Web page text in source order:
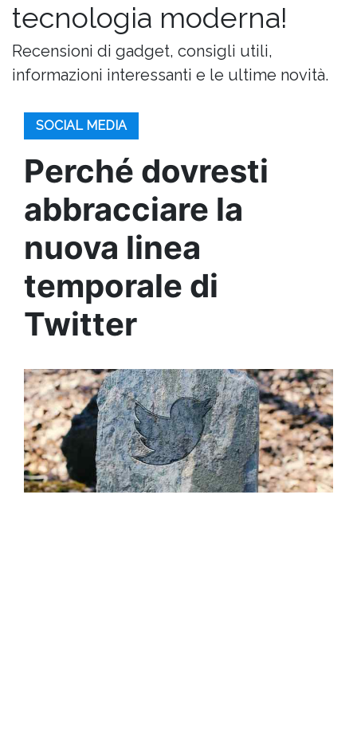
tecnologia moderna!
Recensioni di gadget, consigli utili,
informazioni interessanti e le ultime novità.
SOCIAL MEDIA
Perché dovresti
abbracciare la
nuova linea
temporale di
Twitter